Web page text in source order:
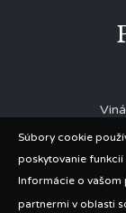
Súbory cookie
poskytovanie funkcií
Informácie o vašom
partnermi v oblasti